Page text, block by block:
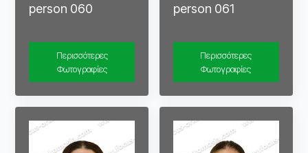
person 060
Περισσότερες
Φωτογραφίες
person 061
Περισσότερες
Φωτογραφίες